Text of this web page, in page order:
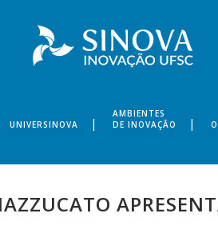
UNIVERSINOVA
AMBIENTES
DE INOVAÇÃO